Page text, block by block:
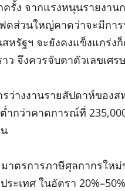
รั้ง จากแรงหนุนรายงาน
ดส่วนใหญ่คาดว่าจะมีกา
หรัฐฯ จะยังคงแข็งแกร่
าว จึงควรจับตาตัวเลขเ
ว่างงานรายสัปดาห์ของ
ำกว่าคาดการณ์ที่
าตรการภาษีศุลกากรให
ระเทศ ในอัตรา